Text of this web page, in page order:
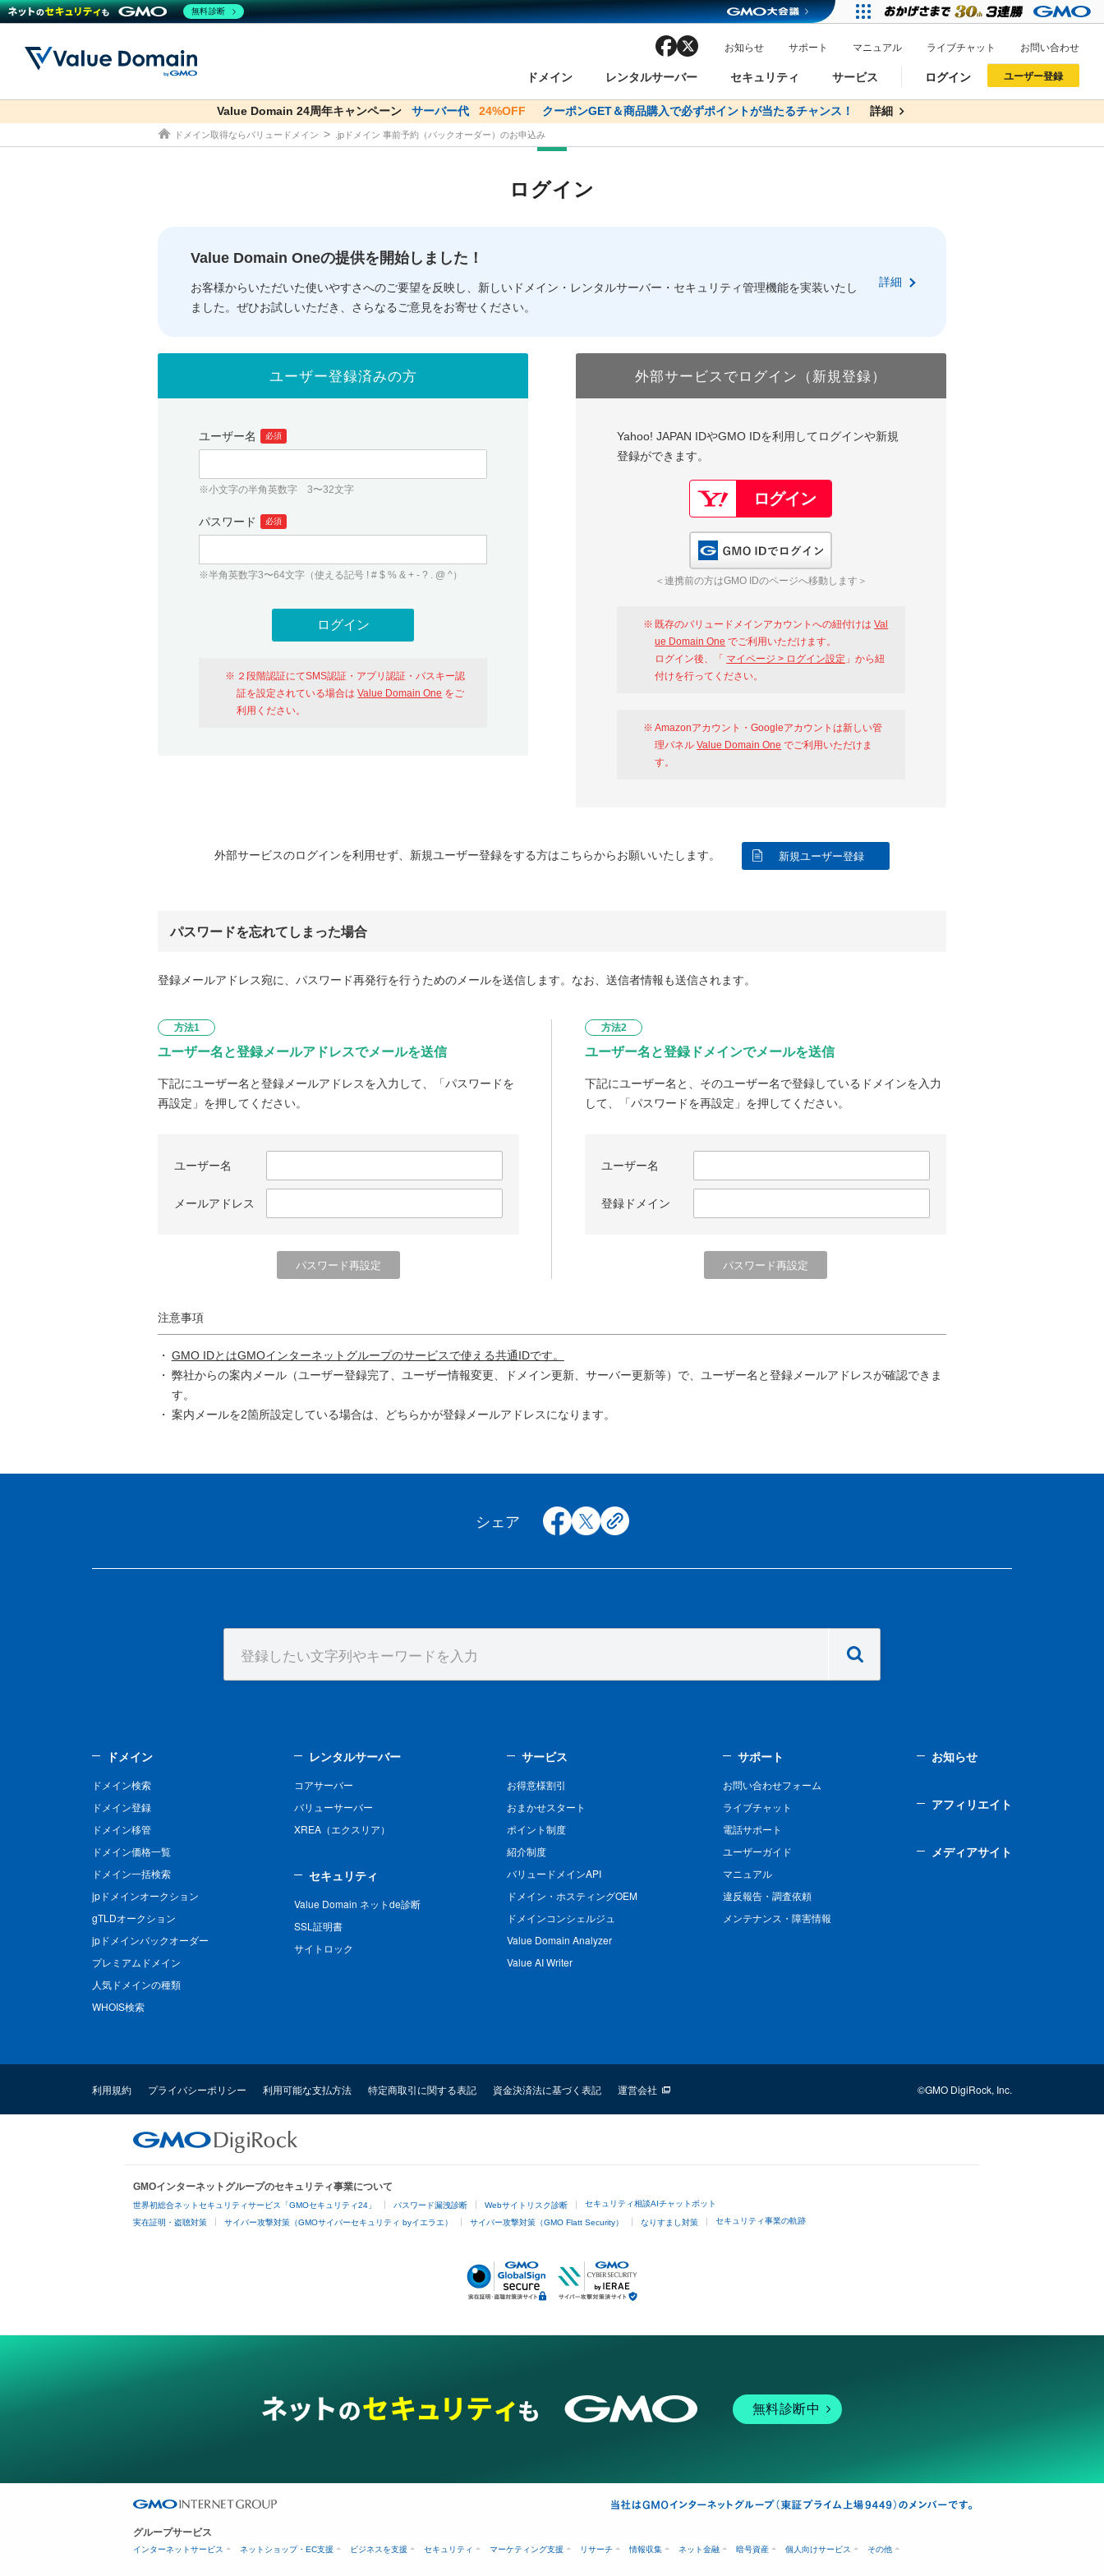
ドメイン
ドメイン ドメイン検索
ドメイン一括検索
人気ドメインの種類 WHOIS検索
レンタルサーバー
レンタルサーバー コアサーバー
セキュリティ
セキュリティ Value Domain ネットde診断
サービス
サービス お得意様割引
バリュードメインAPI
facebook お知らせ サポート マニュアル ライブチャット お問い合わせ
ログイン
従来のバリュードメインをご利用希望の方 おすすめ One レンタルサーバーを含む最新の機能を使う方
以下でもログイン可能
ユーザー登録
従来のバリュードメインをご利用希望の方 おすすめ One レンタルサーバーを含む最新の機能を使う方
以下でも登録可能
Value Domain 24周年キャンペーン サーバー代 24%OFF クーポンGET＆商品購入で必ずポイントが当たるチャンス！ 詳細
co.jpドメイン✕コアサーバーV2ビジネス応援キャンペーン サーバー料金1年間無料 詳細
ドメイン取得ならバリュードメイン .jpドメイン 事前予約（バックオーダー）のお申込み
ログイン
Value Domain Oneの提供を開始しました！
お客様からいただいた使いやすさへのご要望を反映し、新しいドメイン・レンタルサーバー・セキュリティ管理機能を実装いたし
ました。ぜひお試しいただき、さらなるご意見をお寄せください。
詳細
ユーザー登録済みの方
ユーザー名 必須
※小文字の半角英数字 3〜32文字
パスワード 必須
※半角英数字3〜64文字（使える記号 ! # $ % & + - ? . @ ^）
２段階認証にてSMS認証・アプリ認証・パスキー認
証を設定されている場合はValue Domain One をご
利用ください。
外部サービスでログイン（新規登録）
Yahoo! JAPAN IDやGMO IDを利用してログインや新規
登録ができます。
＜連携前の方はGMO IDのページへ移動します＞
既存のバリュードメインアカウントへの紐付けはVal
ue Domain One でご利用いただけます。
ログイン後、「 マイページ > ログイン設定 」から紐
付けを行ってください。
Amazonアカウント・Googleアカウントは新しい管
理パネルValue Domain One でご利用いただけま
す。
外部サービスのログインを利用せず、新規ユーザー登録をする方はこちらからお願いいたします。 新規ユーザー登録
パスワードを忘れてしまった場合
登録メールアドレス宛に、パスワード再発行を行うためのメールを送信します。なお、送信者情報も送信されます。
方法1
ユーザー名と登録メールアドレスでメールを送信
下記にユーザー名と登録メールアドレスを入力して、「パスワードを
再設定」を押してください。
ユーザー名
メールアドレス
方法2
ユーザー名と登録ドメインでメールを送信
下記にユーザー名と、そのユーザー名で登録しているドメインを入力
して、「パスワードを再設定」を押してください。
ユーザー名
登録ドメイン
注意事項
GMO IDとはGMOインターネットグループのサービスで使える共通IDです。
弊社からの案内メール（ユーザー登録完了、ユーザー情報変更、ドメイン更新、サーバー更新等）で、ユーザー名と登録メールアドレスが確認できま
す。
案内メールを2箇所設定している場合は、どちらかが登録メールアドレスになります。
シェア facebook
x copy
ドメイン
ドメイン検索
ドメイン登録
ドメイン移管
ドメイン価格一覧
ドメイン一括検索
jpドメインオークション
gTLDオークション
jpドメインバックオーダー
プレミアムドメイン
人気ドメインの種類
WHOIS検索
レンタルサーバー
コアサーバー
バリューサーバー
XREA（エクスリア）
セキュリティ
Value Domain ネットde診断
SSL証明書
サイトロック
サービス
お得意様割引
おまかせスタート
ポイント制度
紹介制度
バリュードメインAPI
ドメイン・ホスティングOEM
ドメインコンシェルジュ
Value Domain Analyzer
Value AI Writer
サポート
お問い合わせフォーム
ライブチャット
電話サポート
ユーザーガイド
マニュアル
違反報告・調査依頼
メンテナンス・障害情報
お知らせ
アフィリエイト
メディアサイト
利用規約 プライバシーポリシー 利用可能な支払方法 特定商取引に関する表記 資金決済法に基づく表記 運営会社 ©GMO DigiRock, Inc.
GMOインターネットグループのセキュリティ事業について
世界初総合ネットセキュリティサービス「GMOセキュリティ24」 パスワード漏洩診断 Webサイトリスク診断 セキュリティ相談AIチャットボット
実在証明・盗聴対策 サイバー攻撃対策（GMOサイバーセキュリティ byイエラエ） サイバー攻撃対策（GMO Flatt Security） なりすまし対策 セキュリティ事業の軌跡
無料診断中
グループサービス
インターネットサービス ネットショップ・EC支援 ビジネスを支援 セキュリティ マーケティング支援 リサーチ 情報収集 ネット金融 暗号資産 個人向けサービス その他
無料診断